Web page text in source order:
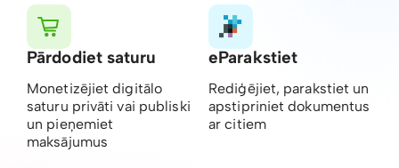
Pārdodiet saturu
Monetizējiet digitālo
saturu privāti vai publiski
un pieņemiet
maksājumus
eParakstiet
Rediģējiet, parakstiet un
apstipriniet dokumentus
ar citiem